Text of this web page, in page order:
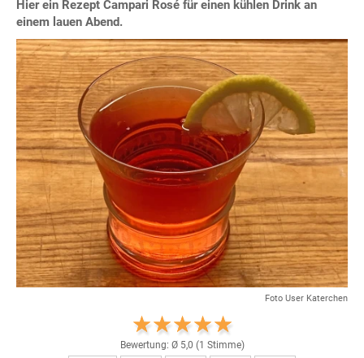
Hier ein Rezept Campari Rosé für einen kühlen Drink an
einem lauen Abend.
Foto User Katerchen
Bewertung: Ø 5,0 (1 Stimme)